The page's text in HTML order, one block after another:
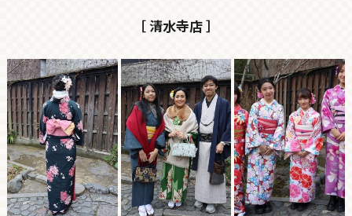
［ 清水寺店 ］